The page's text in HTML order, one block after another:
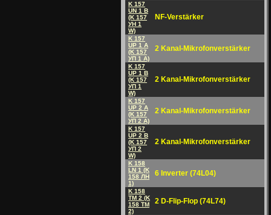
K 157
UN 1 B
(K 157
УH 1
W)
NF-Verstärker
K 157
UP 1 A
(K 157
УП 1 A)
2 Kanal-Mikrofonverstärker
K 157
UP 1 B
(K 157
УП 1
W)
2 Kanal-Mikrofonverstärker
K 157
UP 2 A
(K 157
УП 2 A)
2 Kanal-Mikrofonverstärker
K 157
UP 2 B
(K 157
УП 2
W)
2 Kanal-Mikrofonverstärker
K 158
LN 1 (K
158 ЛH
1)
6 Inverter (74L04)
K 158
TM 2 (K
158 ТM
2)
2 D-Flip-Flop (74L74)